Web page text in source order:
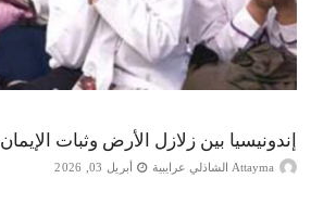
إندونيسيا بين زلازل الأرض وثبات الإيمان
Attayma الشاذلي عرايبية أبريل 03, 2026